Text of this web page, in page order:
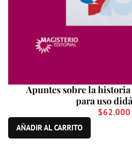
Apuntes sobre la
para uso
$62.000
AÑADIR AL CARRITO